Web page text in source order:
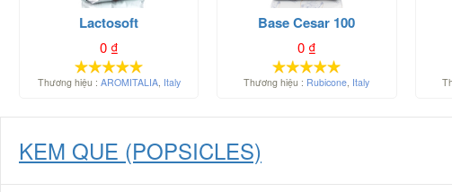
Lactosoft
0₫
Thương hiệu : AROMITALIA, Italy
Base Cesar 100
0₫
Thương hiệu : Rubicone, Italy
KEM QUE (POPSICLES)